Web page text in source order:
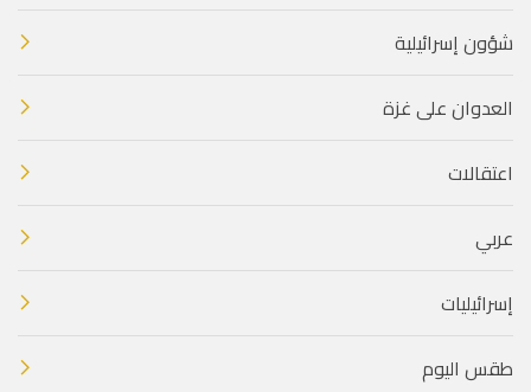
شؤون إسرائيلية
العدوان على غزة
اعتقالات
عربي
إسرائيليات
طقس اليوم